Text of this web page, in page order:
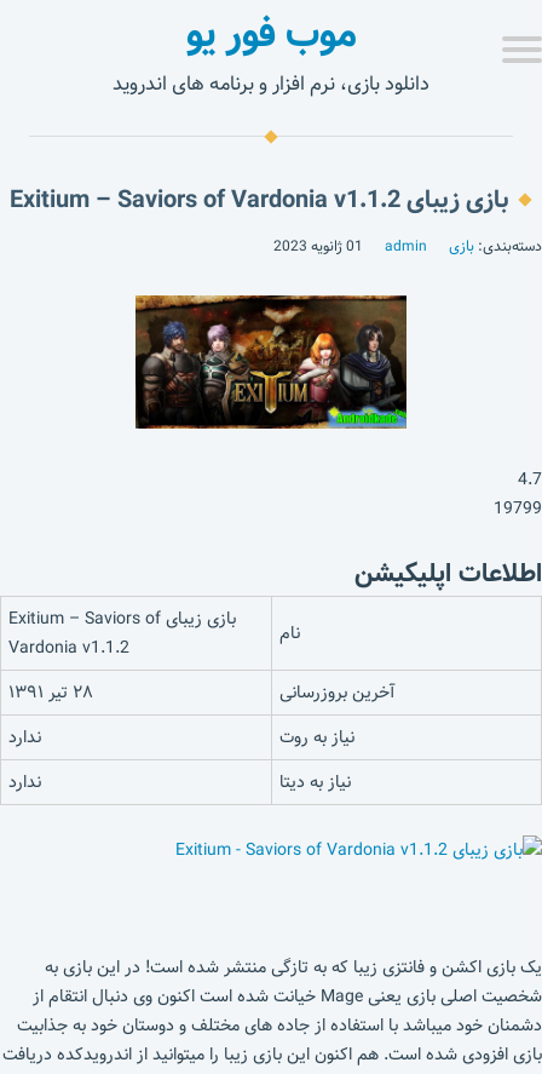
موب فور یو
دانلود بازی، نرم افزار و برنامه های اندروید
بازی زیبای Exitium – Saviors of Vardonia v1.1.2
دسته‌بندی: بازی admin 01 ژانویه 2023
4.7
19799
اطلاعات اپلیکیشن
نام
بازی زیبای Exitium – Saviors of
Vardonia v1.1.2
آخرین بروزرسانی
۲۸ تیر ۱۳۹۱
نیاز به روت
ندارد
نیاز به دیتا
ندارد
یک بازی اکشن و فانتزی زیبا که به تازگی منتشر شده است! در این بازی به
شخصیت اصلی بازی یعنی Mage خیانت شده است اکنون وی دنبال انتقام از
دشمنان خود میباشد با استفاده از جاده های مختلف و دوستان خود به جذابیت
بازی افزودی شده است. هم اکنون این بازی زیبا را میتوانید از اندرویدکده دریافت